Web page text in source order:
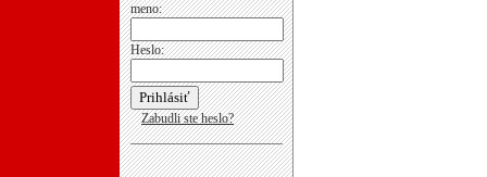
meno:
Heslo:
Zabudli ste heslo?